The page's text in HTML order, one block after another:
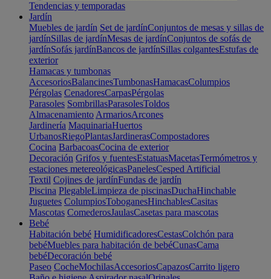
Tendencias y temporadas
Jardín
Muebles de jardín Set de jardínConjuntos de mesas y sillas de
jardínSillas de jardínMesas de jardínConjuntos de sofás de
jardínSofás jardínBancos de jardínSillas colgantesEstufas de
exterior
Hamacas y tumbonas
AccesoriosBalancinesTumbonasHamacasColumpios
Pérgolas CenadoresCarpasPérgolas
Parasoles SombrillasParasolesToldos
Almacenamiento ArmariosArcones
Jardinería MaquinariaHuertos
UrbanosRiegoPlantasJardinerasCompostadores
Cocina BarbacoasCocina de exterior
Decoración Grifos y fuentesEstatuasMacetasTermómetros y
estaciones metereológicasPanelesCesped Artificial
Textil Cojines de jardínFundas de jardín
Piscina PlegableLimpieza de piscinasDuchaHinchable
Juguetes ColumpiosToboganesHinchablesCasitas
Mascotas ComederosJaulasCasetas para mascotas
Bebé
Habitación bebé HumidificadoresCestasColchón para
bebéMuebles para habitación de bebéCunasCama
bebéDecoración bebé
Paseo CocheMochilasAccesoriosCapazosCarrito ligero